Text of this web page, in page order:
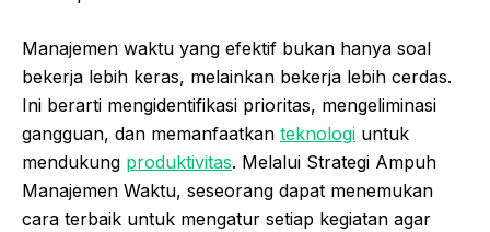
Manajemen waktu yang efektif bukan hanya soal
bekerja lebih keras, melainkan bekerja lebih cerdas.
Ini berarti mengidentifikasi prioritas, mengeliminasi
gangguan, dan memanfaatkan teknologi untuk
mendukung produktivitas. Melalui Strategi Ampuh
Manajemen Waktu, seseorang dapat menemukan
cara terbaik untuk mengatur setiap kegiatan agar